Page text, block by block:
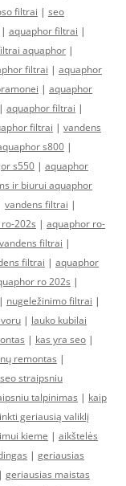
filtrai | seo
| aquaphor filtrai |
aquaphor |
filtrai | aquaphor
| aquaphor
| aquaphor filtrai |
filtrai | vandens
s800 |
s550 | aquaphor
ir biurui aquaphor
vandens filtrai |
202s | aquaphor ro-
vandens filtrai |
filtrai | aquaphor
ro 202s |
| nugeležinimo filtrai |
| lauko kubilai
| kas yra seo |
remontas |
seo straipsniu
talpinimas | kaip
geriausią valiklį
kieme | aikštelės
| geriausias
| geriausias maistas